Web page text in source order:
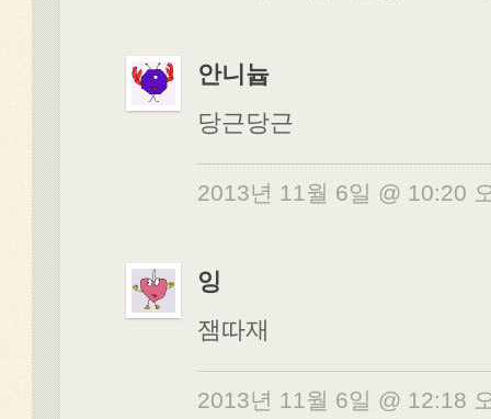
안니늅
당근당근
2013년 11월 6일 @ 10:20
잉
잼따재
2013년 11월 6일 @ 12:18